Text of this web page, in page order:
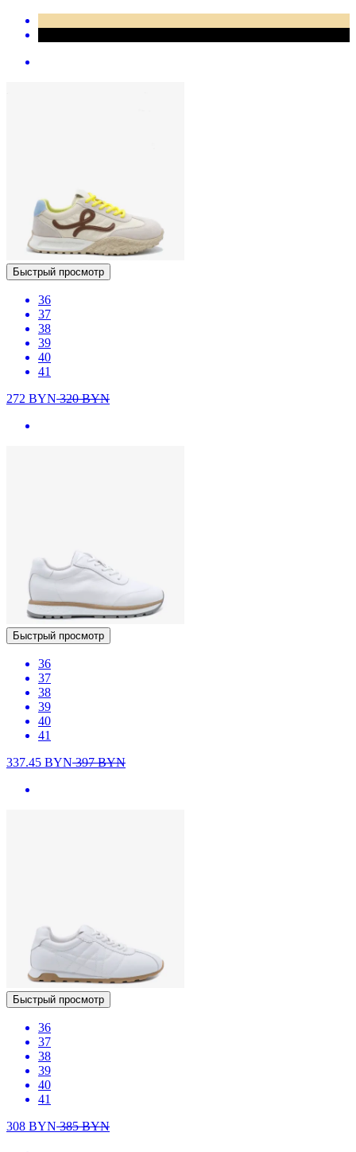
Быстрый просмотр
36
37
38
39
40
41
272 BYN320BYN
Быстрый просмотр
36
37
38
39
40
41
337.45 BYN397BYN
Быстрый просмотр
36
37
38
39
40
41
308 BYN385BYN